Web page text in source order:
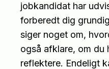
jobkandidat har
forberedt dig
siger noget om,
også afklare, om du
reflektere. Endeligt